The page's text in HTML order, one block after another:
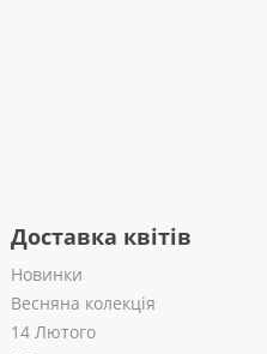
Доставка квітів
Новинки
Весняна колекція
14 Лютого